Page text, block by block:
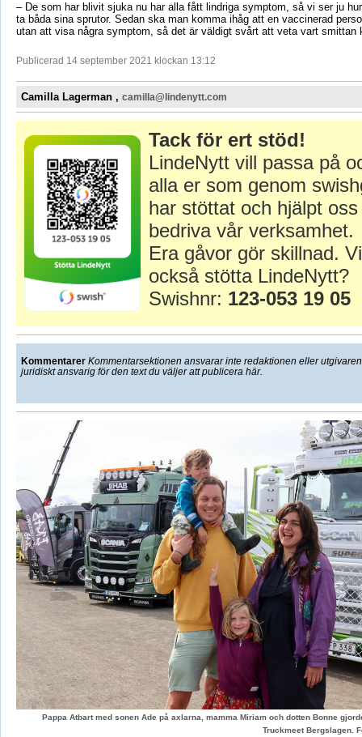
– De som har blivit sjuka nu har alla fått lindriga symptom, så vi ser ju
ta båda sina sprutor. Sedan ska man komma ihåg att en vaccinerad
utan att visa några symptom, så det är väldigt svårt att veta vart smittan
Publicerad 14 september 2021 klockan 13:12
Camilla Lagerman , camilla@lindenytt.com
Tack för ert stöd!
LindeNytt vill passa på
alla er som genom
har stöttat och hjälpt
bedriva vår verksamhet.
Era gåvor gör skillnad.
också stötta LindeNytt?
Swishnr: 123-053 19 05
Kommentarer Kommentarsektionen ansvarar inte redaktionen eller
juridiskt ansvarig för den text du väljer att publicera här.
Pappa Atbart med sonen Ade på axlarna, mamma Miriam och dotten Bonne
Truckmeet Bergslagen.